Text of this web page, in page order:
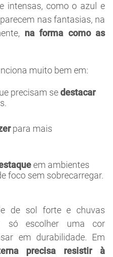
intensas, como o azul e
nas fantasias, na
na forma como as
muito bem em:
precisam sedestacar
para mais
em ambientes
foco sem sobrecarregar.
de sol forte e chuvas
só escolher uma cor
em durabilidade. Em
precisa resistir à